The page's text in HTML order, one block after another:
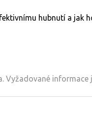
hubnutí a jak
Vyžadované informace